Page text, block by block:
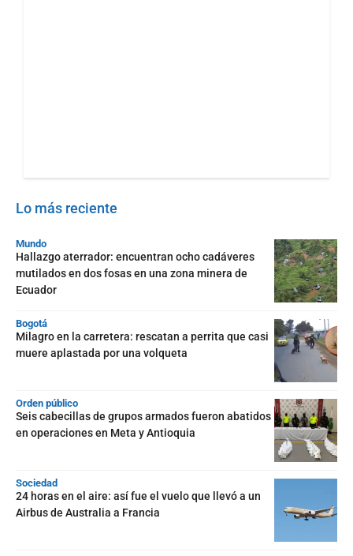
Lo más reciente
Mundo
Hallazgo aterrador: encuentran ocho cadáveres
mutilados en dos fosas en una zona minera de
Ecuador
Bogotá
Milagro en la carretera: rescatan a perrita que casi
muere aplastada por una volqueta
Orden público
Seis cabecillas de grupos armados fueron abatidos
en operaciones en Meta y Antioquia
Sociedad
24 horas en el aire: así fue el vuelo que llevó a un
Airbus de Australia a Francia